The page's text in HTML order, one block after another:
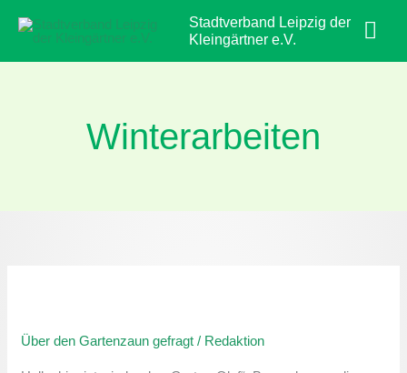
Inhalt
springen
Stadtverband Leipzig der
Kleingärtner e.V.
Winterarbeiten
Über den Gartenzaun gefragt / Redaktion
Gartenzaun